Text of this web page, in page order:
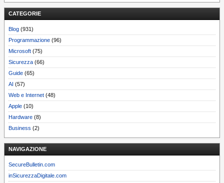
CATEGORIE
Blog (931)
Programmazione (96)
Microsoft (75)
Sicurezza (66)
Guide (65)
AI (57)
Web e Internet (48)
Apple (10)
Hardware (8)
Business (2)
NAVIGAZIONE
SecureBulletin.com
inSicurezzaDigitale.com